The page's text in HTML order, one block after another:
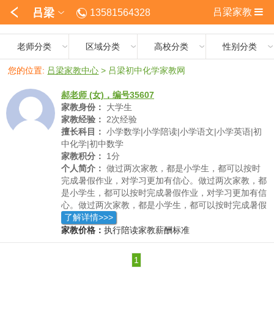
吕梁 13581564328 吕梁家教
老师分类 区域分类 高校分类 性别分类
您的位置: 吕梁家教中心 > 吕梁初中化学家教网
郝老师 (女)，编号35607
家教身份：
大学生
家教经验：
2次经验
擅长科目： 小学数学|小学陪读|小学语文|小学英语|初
中化学|初中数学
家教积分：
1分
个人简介： 做过两次家教，都是小学生，都可以按时
完成暑假作业，对学习更加有信心。做过两次家教，都
是小学生，都可以按时完成暑假作业，对学习更加有信
心。做过两次家教，都是小学生，都可以按时完成暑假
作业，对学习更加有信心。
了解详情>>>
家教价格： 执行陪读家教薪酬标准
1